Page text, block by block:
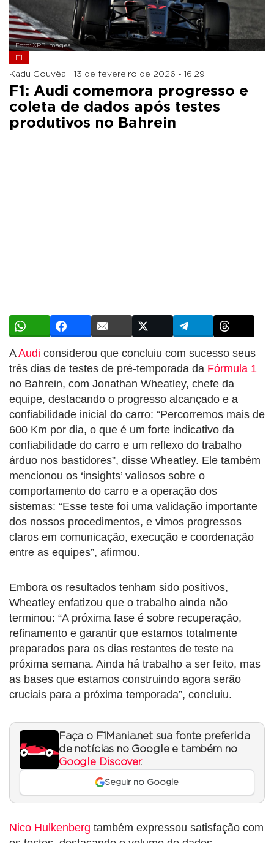
Foto: XPB Images
F1
Kadu Gouvêa | 13 de fevereiro de 2026 - 16:29
F1: Audi comemora progresso e
coleta de dados após testes
produtivos no Bahrein
AAudi considerou que concluiu com sucesso seus
três dias de testes de pré-temporada da Fórmula 1
no Bahrein, com Jonathan Wheatley, chefe da
equipe, destacando o progresso alcançado e a
confiabilidade inicial do carro: “Percorremos mais de
600 Km por dia, o que é um forte indicativo da
confiabilidade do carro e um reflexo do trabalho
árduo nos bastidores”, disse Wheatley. Ele também
mencionou os ‘insights’ valiosos sobre o
comportamento do carro e a operação dos
sistemas: “Esse teste foi uma validação importante
dos nossos procedimentos, e vimos progressos
claros em comunicação, execução e coordenação
entre as equipes”, afirmou.
Embora os resultados tenham sido positivos,
Wheatley enfatizou que o trabalho ainda não
terminou: “A próxima fase é sobre recuperação,
refinamento e garantir que estamos totalmente
preparados para os dias restantes de teste na
próxima semana. Ainda há trabalho a ser feito, mas
as bases que estamos construindo agora serão
cruciais para a próxima temporada”, concluiu.
Faça o F1Mania.net sua fonte preferida
de notícias no Google e também no
Google Discover.
Seguir no Google
Nico Hulkenberg também expressou satisfação com